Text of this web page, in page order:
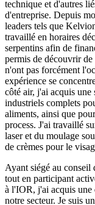
technique et d'autres
d'entreprise. Depuis
leaders tels que
travaillé en horaires
serpentins afin de
permis de découvrir
n'ont pas forcément
expérience se
côté air, j'ai acquis une
industriels complets
aliments, ainsi que
process. J'ai travaillé
laser et du moulage
de crèmes pour le
Ayant siégé au conseil
tout en participant
à l'IOR, j'ai acquis une
notre secteur. Je suis